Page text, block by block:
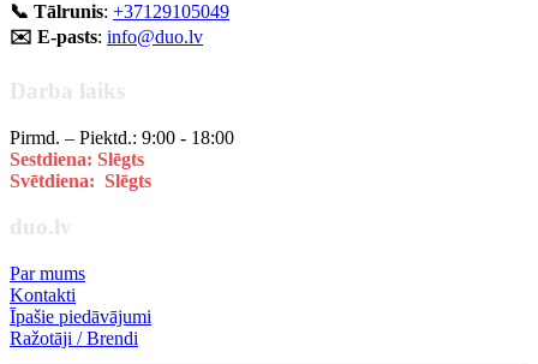
📞 Tālrunis: +37129105049
✉️ E-pasts: info@duo.lv
Darba laiks
Pirmd. – Piektd.: 9:00 - 18:00
Sestdiena: Slēgts
Svētdiena: Slēgts
duo.lv
Par mums
Kontakti
Īpašie piedāvājumi
Ražotāji / Brendi